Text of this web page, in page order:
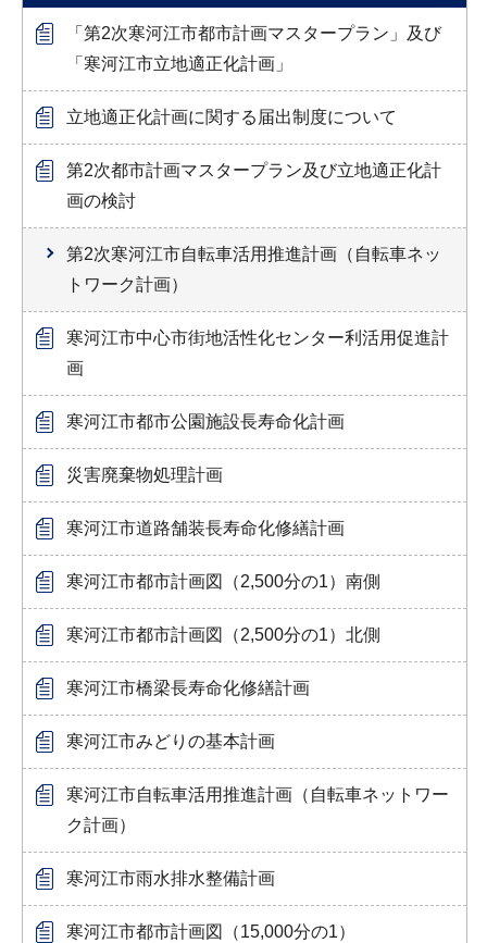
「第2次寒河江市都市計画マスタープラン」及び
「寒河江市立地適正化計画」
立地適正化計画に関する届出制度について
第2次都市計画マスタープラン及び立地適正化計
画の検討
第2次寒河江市自転車活用推進計画（自転車ネッ
トワーク計画）
寒河江市中心市街地活性化センター利活用促進計
画
寒河江市都市公園施設長寿命化計画
災害廃棄物処理計画
寒河江市道路舗装長寿命化修繕計画
寒河江市都市計画図（2,500分の1）南側
寒河江市都市計画図（2,500分の1）北側
寒河江市橋梁長寿命化修繕計画
寒河江市みどりの基本計画
寒河江市自転車活用推進計画（自転車ネットワー
ク計画）
寒河江市雨水排水整備計画
寒河江市都市計画図（15,000分の1）